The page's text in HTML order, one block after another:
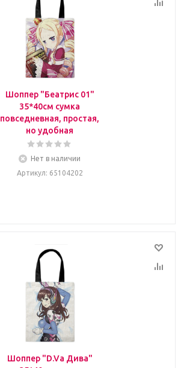
Шоппер "Беатрис 01"
35*40см сумка
повседневная, простая,
но удобная
Нет в наличии
Артикул: 65104202
Шоппер "D.Va Дива"